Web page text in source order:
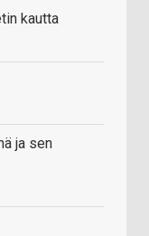
kautta
ja sen